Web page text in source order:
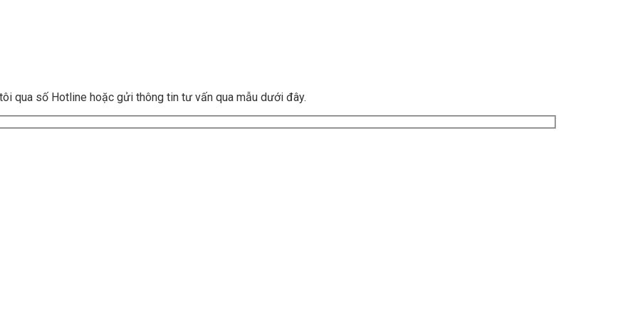
qua số Hotline hoặc gửi thông tin tư vấn qua mẫu dưới đây.